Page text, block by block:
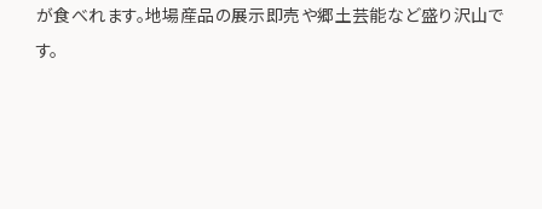
が食べれます。地場産品の展示即売や郷土芸能など盛り沢山で
す。